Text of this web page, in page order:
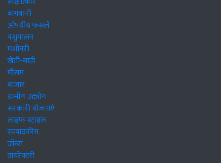
बागवानी
औषधीय फसलें
पशुपालन
मशीनरी
खेती-बाड़ी
मौसम
बाजार
ग्रामीण उद्द्योग
सरकारी योजनाएं
लाइफ स्टाइल
सम्पादकीय
जॉब्स
डायरेक्टरी